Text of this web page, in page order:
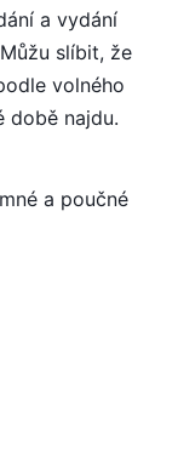
a vydání
slíbit, že
volného
době najdu.
a poučné